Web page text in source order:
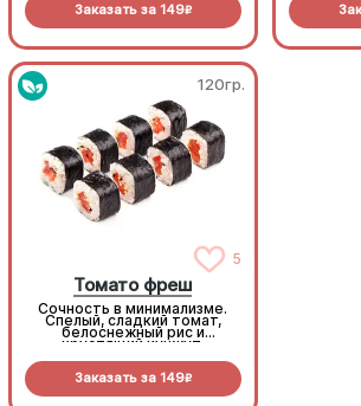
Заказать за 149R
120гр.
5
Томато фреш
Сочность в минимализме.
Спелый, сладкий томат,
белоснежный рис и
хрустящий кунжут.
заряжает витаминами
Заказать за 149R